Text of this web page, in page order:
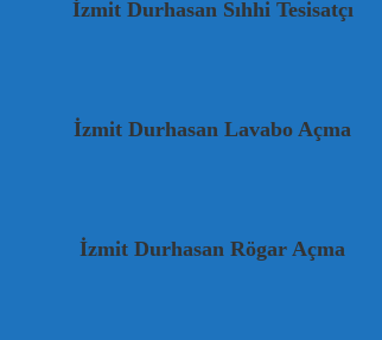
İzmit Durhasan Sıhhi Tesisatçı
İzmit Durhasan Lavabo Açma
İzmit Durhasan Rögar Açma